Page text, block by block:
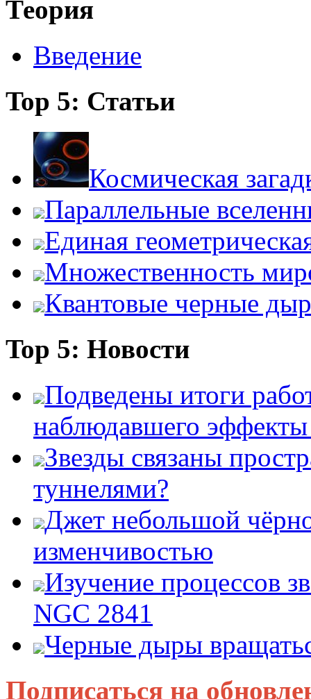
Теория
Введение
Top 5: Статьи
Космическая
Параллельные
Единая
Множественность
Квантовые черные
Top 5: Новости
Подведены итоги
наблюдавшего
Звезды связаны
туннелями?
Джет небольшой
изменчивостью
Изучение процессов
NGC 2841
Черные дыры
Подписаться на